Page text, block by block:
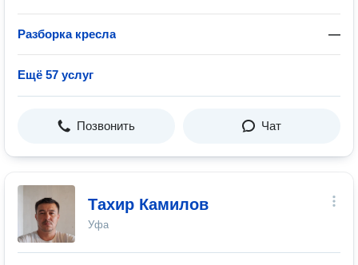
Разборка кресла —
Ещё 57 услуг
Позвонить Чат
Тахир Камилов
Уфа